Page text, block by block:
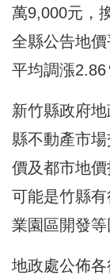
萬9,000元，
全縣公告地
平均調漲2.86
新竹縣政府
縣不動產市
價及都市地
可能是竹縣
業園區開發等
地政處公佈